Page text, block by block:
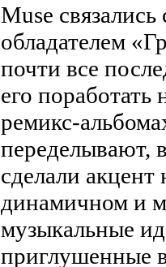
Muse
обладателем
почти все
его
ремикс-
переделывают,
сделали
динамичном и
музыкальные
приглушенные